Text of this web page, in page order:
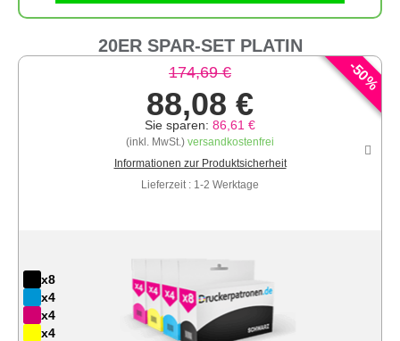
20ER SPAR-SET PLATIN
-
50
%
174,69 €
88,08 €
Sie sparen: 86,61 €
(inkl. MwSt.) versandkostenfrei
Informationen zur Produktsicherheit
Lieferzeit : 1-2 Werktage
x8
x4
x4
x4